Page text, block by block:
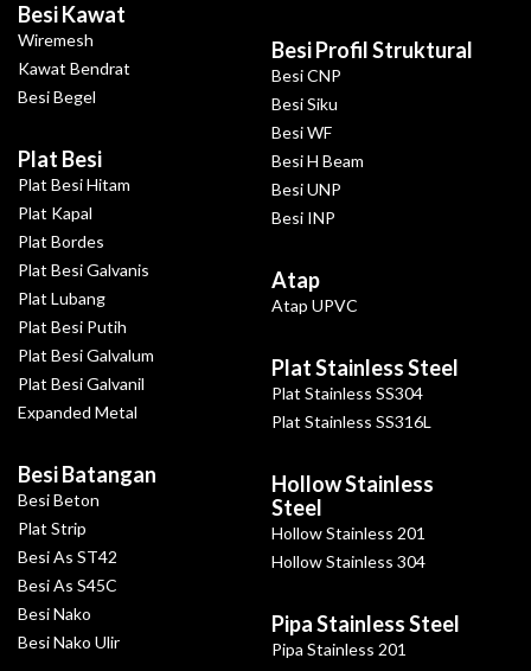
Besi Kawat
Wiremesh
Kawat Bendrat
Besi Begel
Plat Besi
Plat Besi Hitam
Plat Kapal
Plat Bordes
Plat Besi Galvanis
Plat Lubang
Plat Besi Putih
Plat Besi Galvalum
Plat Besi Galvanil
Expanded Metal
Besi Batangan
Besi Beton
Plat Strip
Besi As ST42
Besi As S45C
Besi Nako
Besi Nako Ulir
Besi Profil Struktural
Besi CNP
Besi Siku
Besi WF
Besi H Beam
Besi UNP
Besi INP
Atap
Atap UPVC
Plat Stainless Steel
Plat Stainless SS304
Plat Stainless SS316L
Hollow Stainless
Steel
Hollow Stainless 201
Hollow Stainless 304
Pipa Stainless Steel
Pipa Stainless 201